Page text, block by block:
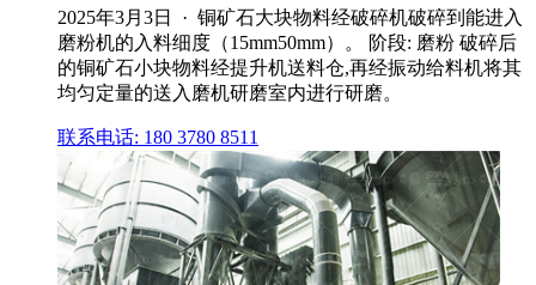
2025年3月3日 · 铜矿石大块物料经破碎机破碎到能进入
磨粉机的入料细度（15mm50mm）。 阶段: 磨粉 破碎后
的铜矿石小块物料经提升机送料仓,再经振动给料机将其
均匀定量的送入磨机研磨室内进行研磨。
联系电话: 180 3780 8511